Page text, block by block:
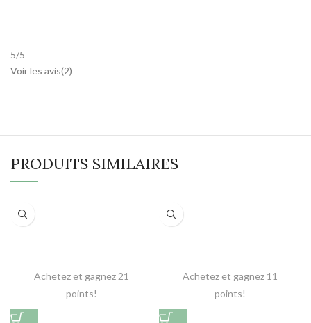
5/5
Voir les avis(2)
PRODUITS SIMILAIRES
Achetez et gagnez 21
points!
Achetez et gagnez 11
points!